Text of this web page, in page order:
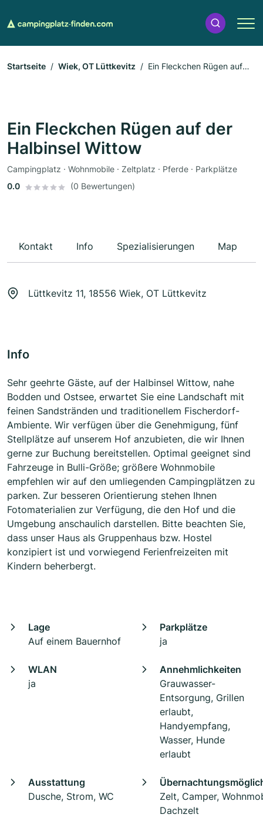
Startseite Wiek, OT Lüttkevitz
Ein Fleckchen Rügen auf
Ein Fleckchen Rügen auf der
Halbinsel Wittow
Campingplatz · Wohnmobile · Zeltplatz · Pferde · Parkplätze
0.0
(0 Bewertungen)
Kontakt Info Spezialisierungen Map
Lüttkevitz 11, 18556 Wiek, OT Lüttkevitz
Info
Sehr geehrte Gäste, auf der Halbinsel Wittow, nahe
Bodden und Ostsee, erwartet Sie eine Landschaft mit
feinen Sandstränden und traditionellem Fischerdorf-
Ambiente. Wir verfügen über die Genehmigung, fünf
Stellplätze auf unserem Hof anzubieten, die wir Ihnen
gerne zur Buchung bereitstellen. Optimal geeignet sind
Fahrzeuge in Bulli-Größe; größere Wohnmobile
empfehlen wir auf den umliegenden Campingplätzen zu
parken. Zur besseren Orientierung stehen Ihnen
Fotomaterialien zur Verfügung, die den Hof und die
Umgebung anschaulich darstellen. Bitte beachten Sie,
dass unser Haus als Gruppenhaus bzw. Hostel
konzipiert ist und vorwiegend Ferienfreizeiten mit
Kindern beherbergt.
Lage
Auf einem Bauernhof
Parkplätze
ja
WLAN
ja
Annehmlichkeiten
Grauwasser-
Entsorgung, Grillen
erlaubt,
Handyempfang,
Wasser, Hunde
erlaubt
Ausstattung
Dusche, Strom, WC
Zelt, Camper,
Dachzelt